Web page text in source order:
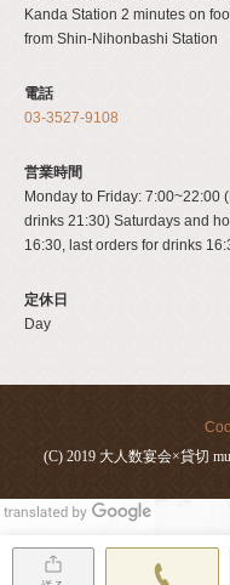
Kanda Station 2 minutes on
from Shin-Nihonbashi Station
電話
03-3527-9108
営業時間
Monday to Friday: 7:00~22:00
drinks 21:30) Saturdays and
16:30, last orders for drinks
定休日
Day
(C) 2019 大人数宴会×貸切